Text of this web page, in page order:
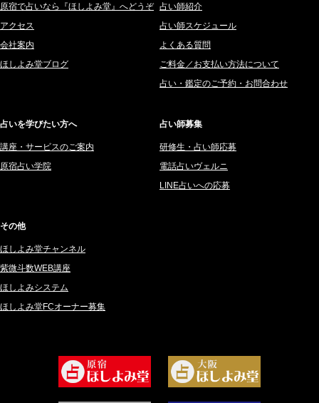
鯖ノ実 ソニン (19)
愛音ソナタ (16)
紫村 明世 (34)
桜望巴千 (270)
綺咲みゆき (22)
比呂 酒井 (59)
ロザリン (157)
坂宮 鈴果 (82)
尾羽奈美海 (95)
2025年10月 (242)
2025年9月 (196)
2025年8月 (182)
2025年7月 (192)
2024年12月 (57)
2024年11月 (38)
2024年10月 (36)
2024年9月 (39)
2024年8月 (45)
2024年5月 (92)
原宿で占いなら『ほしよみ堂』へどうぞ
アクセス
会社案内
ほしよみ堂ブログ
占い師紹介
占い師スケジュール
よくある質問
ご料金／お支払い方法について
占い・鑑定のご予約・お問合わせ
占いを学びたい方へ
講座・サービスのご案内
原宿占い学院
占い師募集
研修生・占い師応募
電話占いヴェルニ
LINE占いへの応募
その他
ほしよみ堂チャンネル
紫微斗数WEB講座
ほしよみシステム
ほしよみ堂FCオーナー募集